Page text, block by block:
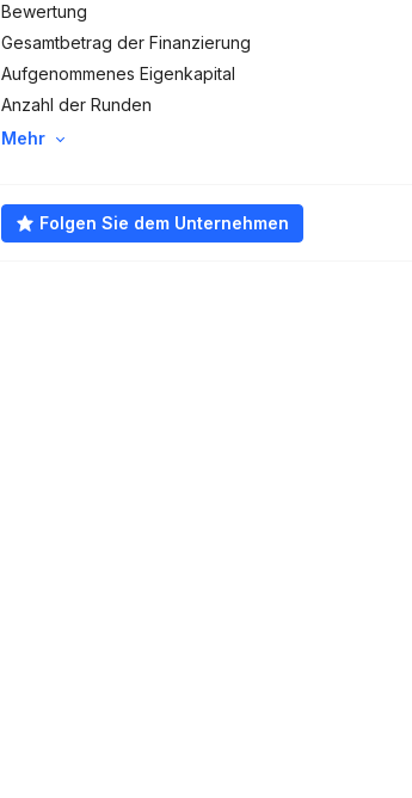
Bewertung
Gesamtbetrag der Finanzierung
Aufgenommenes Eigenkapital
Anzahl der Runden
Mehr
Folgen Sie dem Unternehmen